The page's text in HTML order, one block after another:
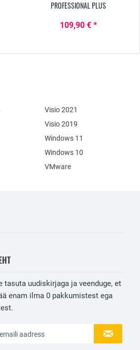
PROFESSIONAL PLUS
109,90 € *
Visio 2021
Visio 2019
Windows 11
Windows 10
VMware
tasuta uudiskirjaga ja veenduge, et
enam ilma 0 pakkumistest ega